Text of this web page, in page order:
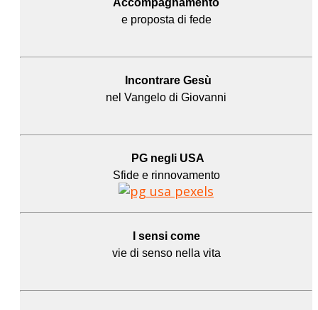
Accompagnamento
e proposta di fede
Incontrare Gesù
nel Vangelo di Giovanni
PG negli USA
Sfide e rinnovamento
I sensi come
vie di senso nella vita